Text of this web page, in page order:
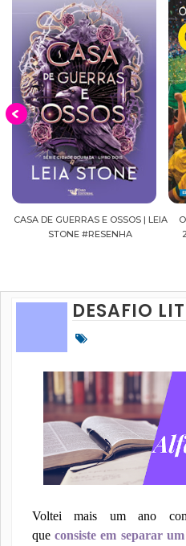
O LIVRO DE OURO DAS COPAS
2026 | LYCIO VELLOZO RIBAS
DESAFIO
Voltei mais um ano
que consiste em separar